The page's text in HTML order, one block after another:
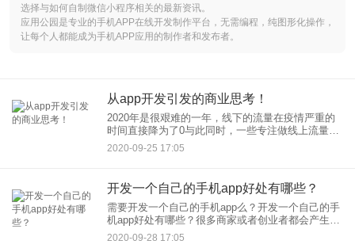
选择与如何自制微信小程序相关的最新资讯。
应用公园是专业的手机APP在线开发制作平台，无需编程，纯图形化操作，
让每个人都能成为手机APP应用的制作者和发布者。
从app开发引发的商业思考！
2020年是很艰难的一年，线下的流量在疫情严重的
时间直接降为了0与此同时，一些专注做线上流量，
拥有手机app的商家营业额反而逆势而行。比如专攻
生鲜配送的每日优先手机app和朴朴手机app，日活
2020-09-25 17:05
开发一个自己的手机app好处有哪些？
需要开发一个自己的手机app么？开发一个自己的手
机app好处有哪些？很多商家或者创业者都会产生这
种疑惑。其实手机app运营对自己的生意和事业的帮
助是巨大的。开发手机app来做好生意是很有好处
2020-09-28 17:05